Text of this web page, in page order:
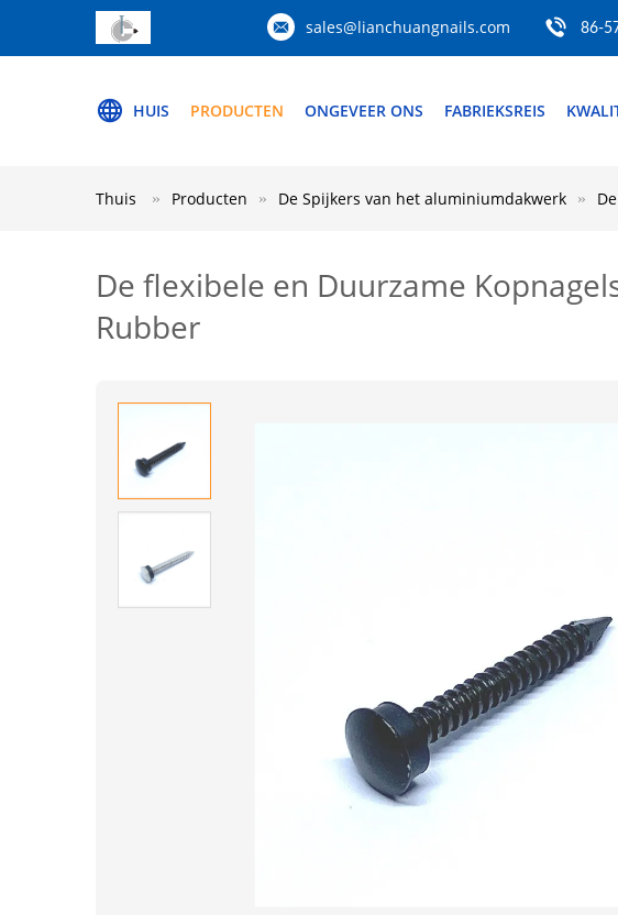
sales@lianchuangnails.com 86-
HUIS PRODUCTEN ONGEVEER ONS FABRIEKSREIS
Thuis Producten De Spijkers van het aluminiumdakwerk
De flexibele en Duurzame
Rubber